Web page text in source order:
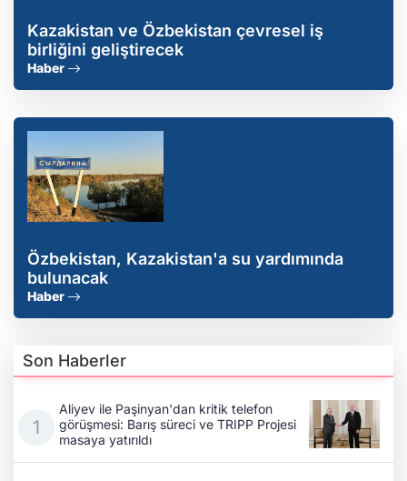
Kazakistan ve Özbekistan çevresel iş
birliğini geliştirecek
Haber
Özbekistan, Kazakistan'a su yardımında
bulunacak
Haber
Son Haberler
Aliyev ile Paşinyan'dan kritik telefon
görüşmesi: Barış süreci ve TRIPP Projesi
masaya yatırıldı